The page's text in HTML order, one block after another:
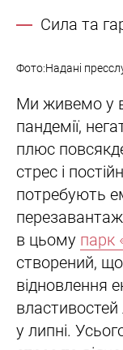
Сила та
Фото:Надані
Ми живемо у
пандемії,
плюс
стрес і
потребують
в цьому парк
створений,
відновлення
у липні.